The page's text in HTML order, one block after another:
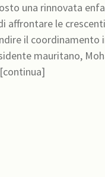
una rinnovata
affrontare le
il
generale delle Forze Armate Reali [continua]